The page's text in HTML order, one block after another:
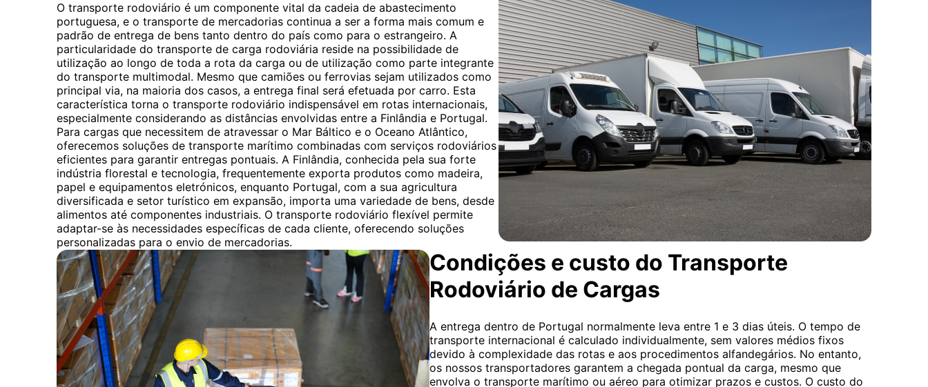
O transporte rodoviário é um componente vital da cadeia de abastecimento
portuguesa, e o transporte de mercadorias continua a ser a forma mais comum e
padrão de entrega de bens tanto dentro do país como para o estrangeiro. A
particularidade do transporte de carga rodoviária reside na possibilidade de
utilização ao longo de toda a rota da carga ou de utilização como parte integrante
do transporte multimodal. Mesmo que camiões ou ferrovias sejam utilizados como
principal via, na maioria dos casos, a entrega final será efetuada por carro. Esta
característica torna o transporte rodoviário indispensável em rotas internacionais,
especialmente considerando as distâncias envolvidas entre a Finlândia e Portugal.
Para cargas que necessitem de atravessar o Mar Báltico e o Oceano Atlântico,
oferecemos soluções de transporte marítimo combinadas com serviços rodoviários
eficientes para garantir entregas pontuais. A Finlândia, conhecida pela sua forte
indústria florestal e tecnologia, frequentemente exporta produtos como madeira,
papel e equipamentos eletrónicos, enquanto Portugal, com a sua agricultura
diversificada e setor turístico em expansão, importa uma variedade de bens, desde
alimentos até componentes industriais. O transporte rodoviário flexível permite
adaptar-se às necessidades específicas de cada cliente, oferecendo soluções
personalizadas para o envio de mercadorias.
Condições e custo do Transporte
Rodoviário de Cargas
A entrega dentro de Portugal normalmente leva entre 1 e 3 dias úteis. O tempo de
transporte internacional é calculado individualmente, sem valores médios fixos
devido à complexidade das rotas e aos procedimentos alfandegários. No entanto,
os nossos transportadores garantem a chegada pontual da carga, mesmo que
envolva o transporte marítimo ou aéreo para otimizar prazos e custos. O custo do